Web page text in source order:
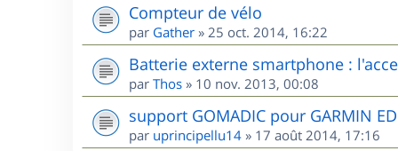
Compteur de vélo
par Gather » 25 oct. 2014, 16:22
Batterie externe smartphone :
par Thos » 10 nov. 2013, 00:08
support GOMADIC pour GARMIN
par uprincipellu14 » 17 août 2014, 17:16